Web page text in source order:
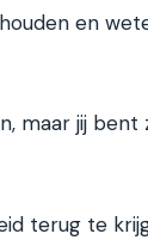
en
maar jij bent
terug te